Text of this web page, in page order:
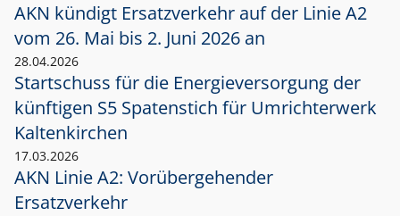
AKN kündigt Ersatzverkehr auf der Linie A2
vom 26. Mai bis 2. Juni 2026 an
28.04.2026
Startschuss für die Energieversorgung der
künftigen S5 Spatenstich für Umrichterwerk
Kaltenkirchen
17.03.2026
AKN Linie A2: Vorübergehender
Ersatzverkehr